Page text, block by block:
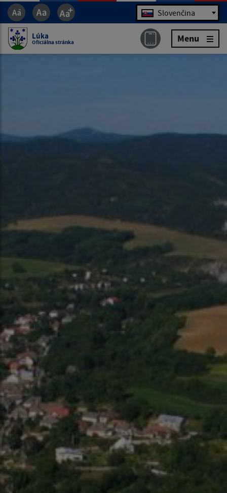
Jazyk Slovenčina
Lúka
Oficiálna stránka Menu